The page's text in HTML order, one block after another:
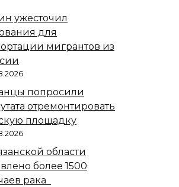
ужесточил
для
мигрантов из
попросили
отремонтировать
площадку
области
более 1500
рака